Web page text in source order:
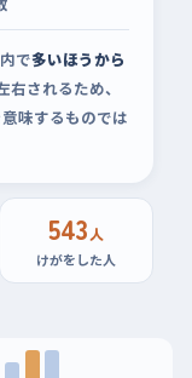
で多いほうから
されるため、
味するものでは
543人
けがをした人